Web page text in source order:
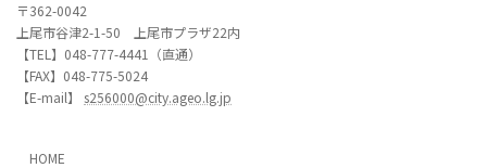
〒362-0042
上尾市谷津2-1-50 上尾市プラザ22内
【TEL】048-777-4441（直通）
【FAX】048-775-5024
【E-mail】 s256000@city.ageo.lg.jp
HOME